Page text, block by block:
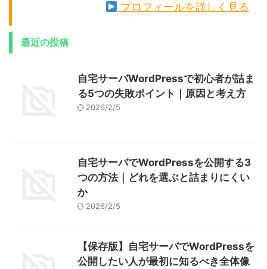
プロフィールを詳しく見る
最近の投稿
自宅サーバWordPressで初心者が詰ま
る5つの失敗ポイント｜原因と考え方
2026/2/5
自宅サーバでWordPressを公開する3
つの方法｜どれを選ぶと詰まりにくい
か
2026/2/5
【保存版】自宅サーバでWordPressを
公開したい人が最初に知るべき全体像